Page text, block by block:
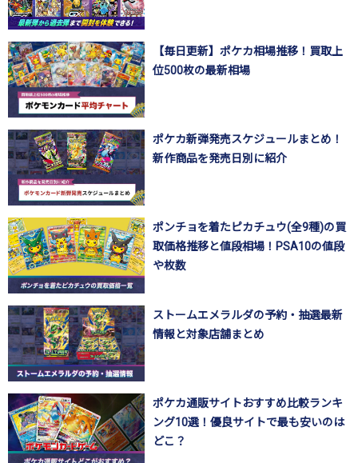
【毎日更新】ポケカ相場推移！買取上
位500枚の最新相場
ポケカ新弾発売スケジュールまとめ！
新作商品を発売日別に紹介
ポンチョを着たピカチュウ(全9種)の買
取価格推移と値段相場！PSA10の値段
や枚数
ストームエメラルダの予約・抽選最新
情報と対象店舗まとめ
ポケカ通販サイトおすすめ比較ランキ
ング10選！優良サイトで最も安いのは
どこ？